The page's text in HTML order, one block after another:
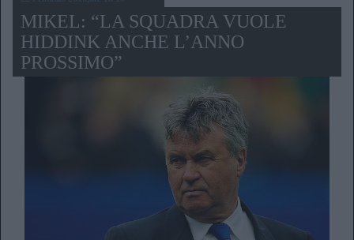
MIKEL: “LA SQUADRA VUOLE
HIDDINK ANCHE L’ANNO
PROSSIMO”